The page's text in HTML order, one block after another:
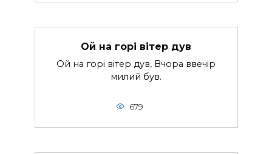
Ой на горi вiтер дув
Ой на горi вiтер дув, Вчора ввечiр
милий був.
679